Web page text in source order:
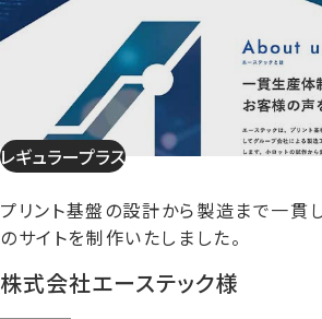
レギュラープラス
プリント基盤の設計から製造まで一貫
のサイトを制作いたしました。
株式会社エーステック様